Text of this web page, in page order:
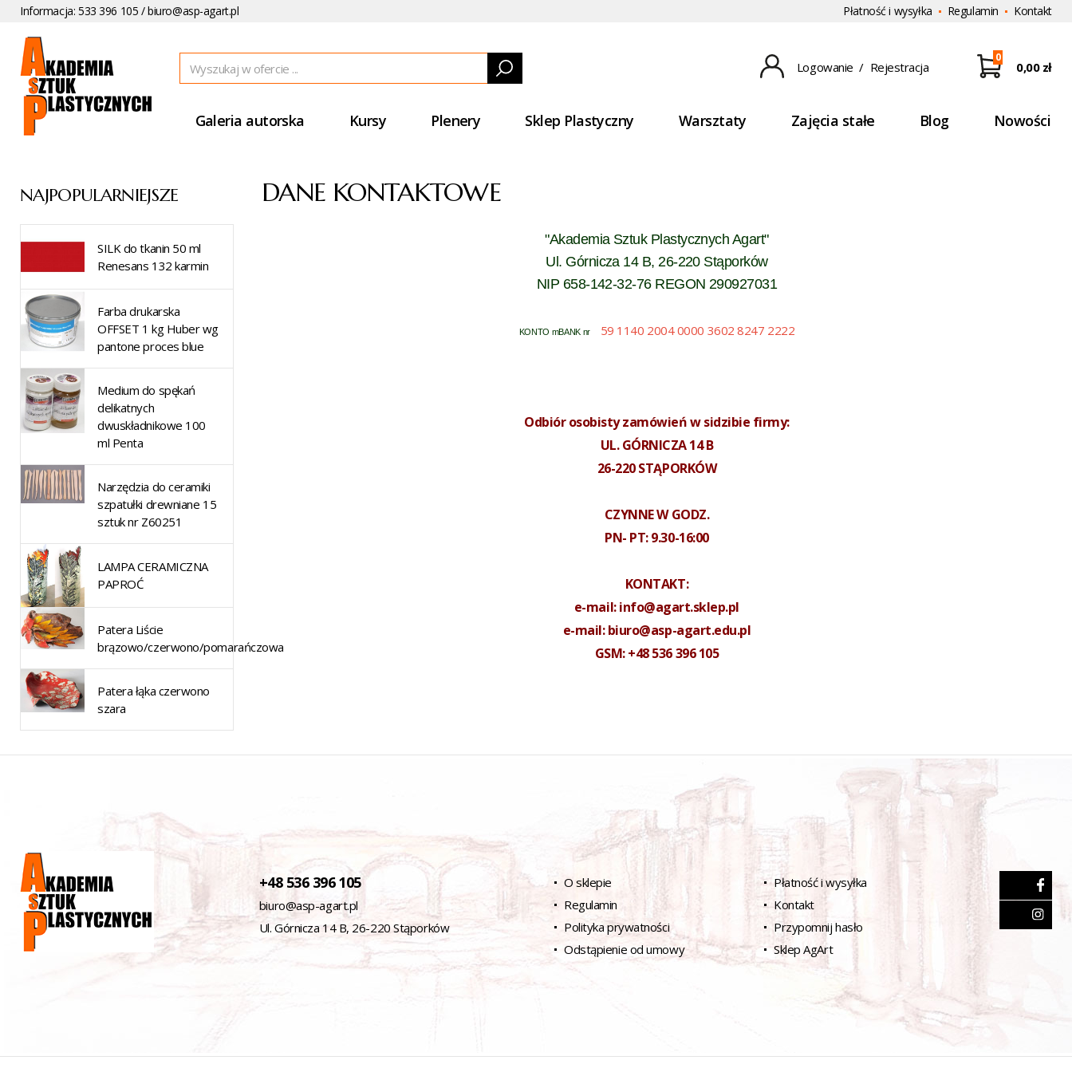
Informacja: 533 396 105 /biuro@asp-agart.pl Płatność i wysyłka Regulamin Kontakt
Logowanie / Rejestracja
0
0,00 zł
Galeria autorska Kursy Plenery Sklep Plastyczny Warsztaty Zajęcia stałe Blog Nowości
NAJPOPULARNIEJSZE
SILK do tkanin 50 ml
Renesans 132 karmin
Farba drukarska
OFFSET 1 kg Huber wg
pantone proces blue
Medium do spękań
delikatnych
dwuskładnikowe 100
ml Penta
Narzędzia do ceramiki
szpatułki drewniane 15
sztuk nr Z60251
LAMPA CERAMICZNA
PAPROĆ
Patera Liście
brązowo/czerwono/pomarańczowa
Patera łąka czerwono
szara
DANE KONTAKTOWE
"Akademia Sztuk Plastycznych Agart"
Ul. Górnicza 14 B,26-220 Stąporków
NIP 658-142-32-76 REGON 290927031
KONTO mBANK nr 59 1140 2004 0000 3602 8247 2222
Odbiór osobisty zamówień w sidzibie firmy:
UL. GÓRNICZA 14 B
26-220 STĄPORKÓW
CZYNNE W GODZ.
PN- PT: 9.30-16:00
KONTAKT:
e-mail:info@agart.sklep.pl
e-mail: biuro@asp-agart.edu.pl
GSM: +48 536 396 105
+48 536 396 105
biuro@asp-agart.pl
Ul. Górnicza 14 B, 26-220 Stąporków
O sklepie
Regulamin
Polityka prywatności
Odstąpienie od umowy
Płatność i wysyłka
Kontakt
Przypomnij hasło
Sklep AgArt